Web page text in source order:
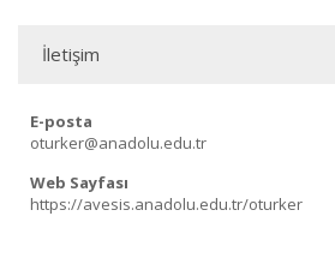
İletişim
E-posta
oturker@anadolu.edu.tr
Web Sayfası
https://avesis.anadolu.edu.tr/oturker